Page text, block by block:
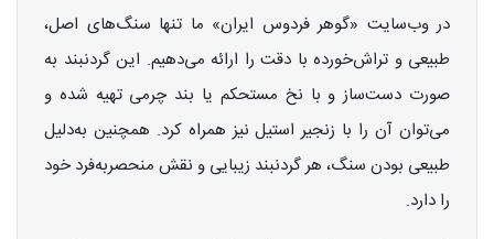
در وب‌سایت «گوهر فردوس ایران» ما تنها سنگ‌های اصل،
طبیعی و تراش‌خورده با دقت را ارائه می‌دهیم. این گردنبند به
صورت دست‌ساز و با نخ مستحکم یا بند چرمی تهیه شده و
می‌توان آن را با زنجیر استیل نیز همراه کرد. همچنین به‌دلیل
طبیعی بودن سنگ، هر گردنبند زیبایی و نقش منحصربه‌فرد خود
را دارد.